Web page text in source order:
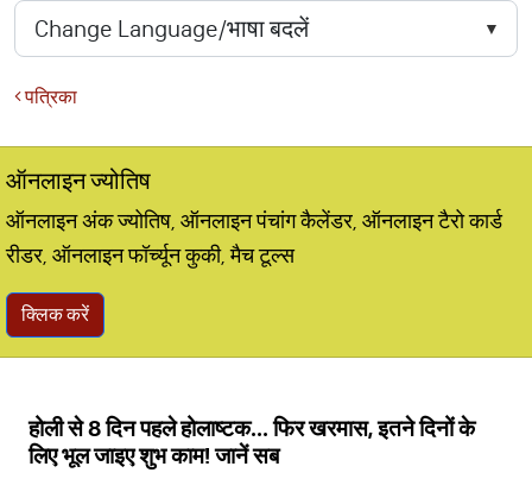
पत्रिका
ऑनलाइन ज्योतिष
ऑनलाइन अंक ज्योतिष, ऑनलाइन पंचांग कैलेंडर, ऑनलाइन टैरो कार्ड
रीडर, ऑनलाइन फॉर्च्यून कुकी, मैच टूल्स
क्लिक करें
होली से 8 दिन पहले होलाष्टक... फिर खरमास, इतने दिनों के
लिए भूल जाइए शुभ काम! जानें सब